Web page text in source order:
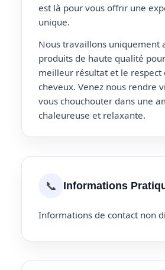
est là pour vous offrir une
unique.
Nous travaillons uniquement
produits de haute qualité
meilleur résultat et le respect
cheveux. Venez nous rendre
vous chouchouter dans une
chaleureuse et relaxante.
📞 Informations
Informations de contact non